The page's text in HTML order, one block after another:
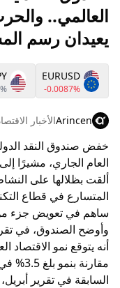
العالمي..
يعيدان رسم
EURUSD
-0.0087%
Arincenالأخبار
خفض صندوق النقد
العام الجاري، مشيرًا
ألقت بظلالها على
المتسارع في قطاع
ساهم في تعويض جزء
وأوضح الصندوق، في
مقارنة
السابقة في تقرير أبريل،